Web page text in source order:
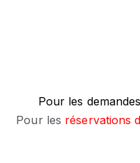
Pour les
Pour les réservations